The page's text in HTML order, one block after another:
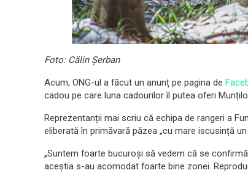
Foto: Călin Șerban
Acum, ONG-ul a făcut un anunț pe pagina de
cadou pe care luna cadourilor îl putea oferi
Reprezentanții mai scriu că echipa de rangeri a
eliberată în primăvară păzea „cu mare iscusință
„Suntem foarte bucuroși să vedem că se
aceștia s-au acomodat foarte bine zonei.